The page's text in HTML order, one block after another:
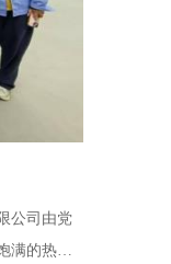
公司由党
满的热